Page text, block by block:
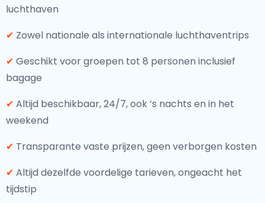
luchthaven
✔ Zowel nationale als internationale luchthaventrips
✔ Geschikt voor groepen tot 8 personen inclusief
bagage
✔ Altijd beschikbaar, 24/7, ook ’s nachts en in het
weekend
✔ Transparante vaste prijzen, geen verborgen kosten
✔ Altijd dezelfde voordelige tarieven, ongeacht het
tijdstip